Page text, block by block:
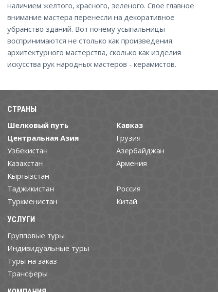
наличием желтого, красного, зеленого. Свое главное
внимание мастера перенесли на декоративное
убранство зданий. Вот почему усыпальницы
воспринимаются не столько как произведения
архитектурного мастерства, сколько как изделия
искусства рук народных мастеров - керамистов.
СТРАНЫ
Шелковый путь
Центральная Азия
Узбекистан
Казахстан
Кыргызстан
Таджикистан
Туркменистан
Кавказ
Грузия
Азербайджан
Армения
Россия
Китай
УСЛУГИ
Групповые туры
Индивидуальные туры
Туры на заказ
Трансферы